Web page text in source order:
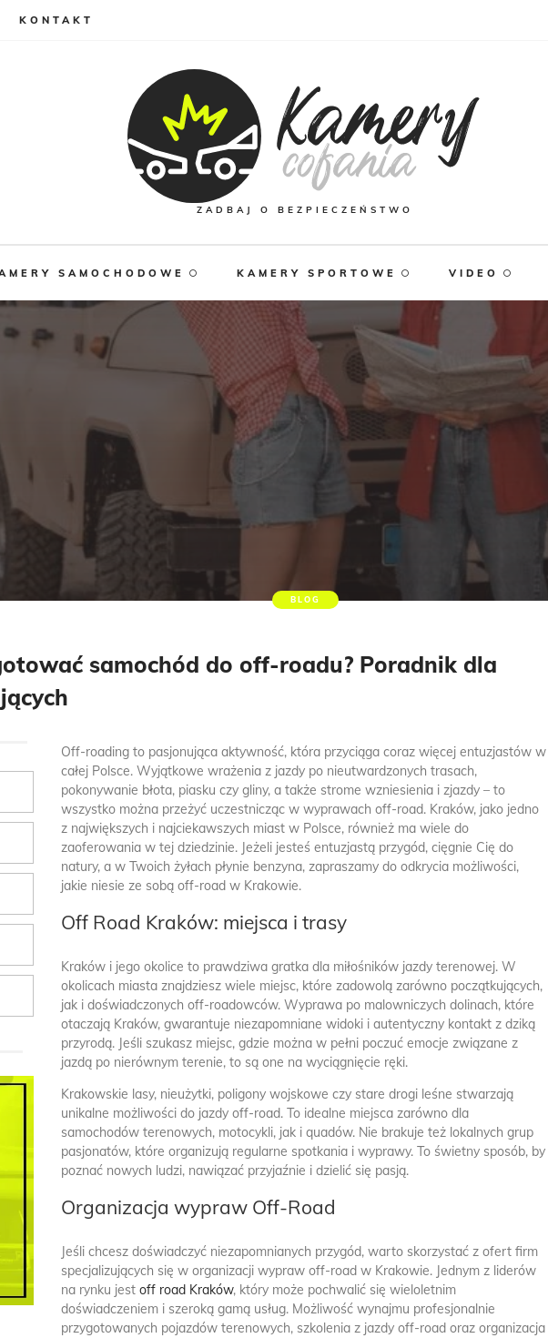
KONTAKT
ZADBAJ O BEZPIECZEŃSTWO
SAMOCHODOWE KAMERY SPORTOWE VIDEO
BLOG
samochód do off-roadu? Poradnik dla
Off-roading to pasjonująca aktywność, która przyciąga coraz więcej entuzjastów w
całej Polsce. Wyjątkowe wrażenia z jazdy po nieutwardzonych trasach,
pokonywanie błota, piasku czy gliny, a także strome wzniesienia i zjazdy – to
wszystko można przeżyć uczestnicząc w wyprawach off-road. Kraków, jako jedno
z największych i najciekawszych miast w Polsce, również ma wiele do
zaoferowania w tej dziedzinie. Jeżeli jesteś entuzjastą przygód, cięgnie Cię do
natury, a w Twoich żyłach płynie benzyna, zapraszamy do odkrycia możliwości,
jakie niesie ze sobą off-road w Krakowie.
Off Road Kraków: miejsca i trasy
Kraków i jego okolice to prawdziwa gratka dla miłośników jazdy terenowej. W
okolicach miasta znajdziesz wiele miejsc, które zadowolą zarówno początkujących,
jak i doświadczonych off-roadowców. Wyprawa po malowniczych dolinach, które
otaczają Kraków, gwarantuje niezapomniane widoki i autentyczny kontakt z dziką
przyrodą. Jeśli szukasz miejsc, gdzie można w pełni poczuć emocje związane z
jazdą po nierównym terenie, to są one na wyciągnięcie ręki.
Krakowskie lasy, nieużytki, poligony wojskowe czy stare drogi leśne stwarzają
unikalne możliwości do jazdy off-road. To idealne miejsca zarówno dla
samochodów terenowych, motocykli, jak i quadów. Nie brakuje też lokalnych grup
pasjonatów, które organizują regularne spotkania i wyprawy. To świetny sposób, by
poznać nowych ludzi, nawiązać przyjaźnie i dzielić się pasją.
Organizacja wypraw Off-Road
Jeśli chcesz doświadczyć niezapomnianych przygód, warto skorzystać z ofert firm
specjalizujących się w organizacji wypraw off-road w Krakowie. Jednym z liderów
na rynku jestoff road Kraków, który może pochwalić się wieloletnim
doświadczeniem i szeroką gamą usług. Możliwość wynajmu profesjonalnie
przygotowanych pojazdów terenowych, szkolenia z jazdy off-road oraz organizacja